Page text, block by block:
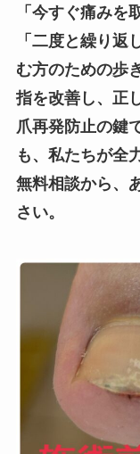
「今すぐ痛みを
「二度と繰り返
む方のための歩
指を改善し、正
爪再発防止の鍵
も、私たちが全
無料相談から、
さい。